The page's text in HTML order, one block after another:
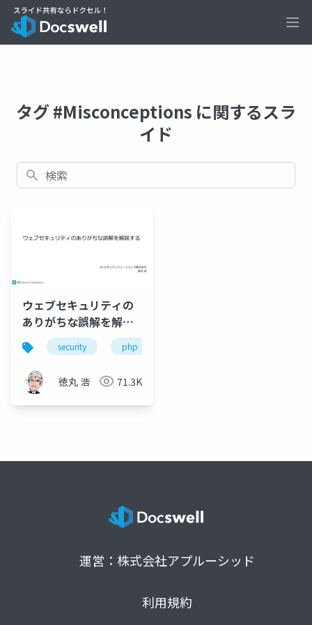
タグ #Misconceptions に関するスラ
イド
検索
ウェブセキュリティの
ありがちな誤解を解説
する
security php
徳丸 浩 71.3K
運営：株式会社アプルーシッド
利用規約